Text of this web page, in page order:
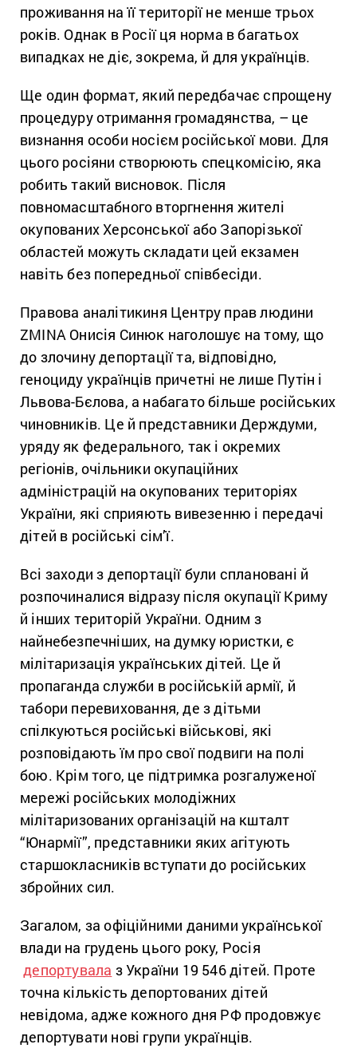
проживання на її території не менше трьох
років. Однак в Росії ця норма в багатьох
випадках не діє, зокрема, й для українців.
Ще один формат, який передбачає спрощену
процедуру отримання громадянства, – це
визнання особи носієм російської мови. Для
цього росіяни створюють спецкомісію, яка
робить такий висновок. Після
повномасштабного вторгнення жителі
окупованих Херсонської або Запорізької
областей можуть складати цей екзамен
навіть без попередньої співбесіди.
Правова аналітикиня Центру прав людини
ZMINA Онисія Синюк наголошує на тому, що
до злочину депортації та, відповідно,
геноциду українців причетні не лише Путін і
Львова-Бєлова, а набагато більше російських
чиновників. Це й представники Держдуми,
уряду як федерального, так і окремих
регіонів, очільники окупаційних
адміністрацій на окупованих територіях
України, які сприяють вивезенню і передачі
дітей в російські сім’ї.
Всі заходи з депортації були сплановані й
розпочиналися відразу після окупації Криму
й інших територій України. Одним з
найнебезпечніших, на думку юристки, є
мілітаризація українських дітей. Це й
пропаганда служби в російській армії, й
табори перевиховання, де з дітьми
спілкуються російські військові, які
розповідають їм про свої подвиги на полі
бою. Крім того, це підтримка розгалуженої
мережі російських молодіжних
мілітаризованих організацій на кшталт
“Юнармії”, представники яких агітують
старшокласників вступати до російських
збройних сил.
Загалом, за офіційними даними української
влади на грудень цього року, Росія
депортувала з України 19 546 дітей. Проте
точна кількість депортованих дітей
невідома, адже кожного дня РФ продовжує
депортувати нові групи українців.